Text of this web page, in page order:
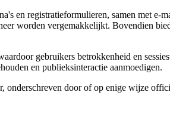
en registratieformulieren, samen met
worden vergemakkelijkt. Bovendien
gebruikers betrokkenheid en
en publieksinteractie aanmoedigen.
onderschreven door of op enige wijze